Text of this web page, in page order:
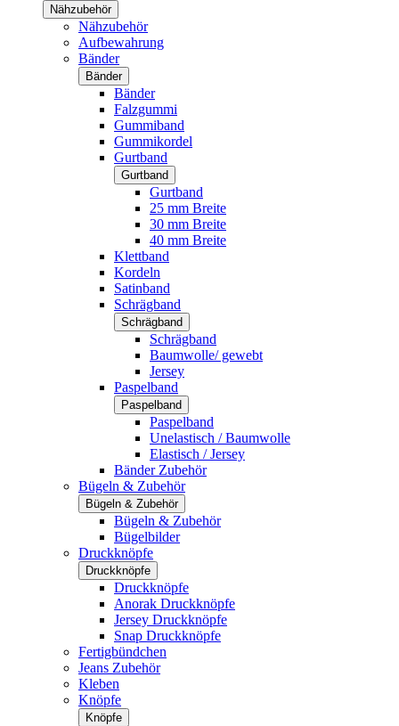
Nähzubehör
Nähzubehör
Aufbewahrung
Bänder
Bänder
Bänder
Falzgummi
Gummiband
Gummikordel
Gurtband
Gurtband
Gurtband
25 mm Breite
30 mm Breite
40 mm Breite
Klettband
Kordeln
Satinband
Schrägband
Schrägband
Schrägband
Baumwolle/ gewebt
Jersey
Paspelband
Paspelband
Paspelband
Unelastisch / Baumwolle
Elastisch / Jersey
Bänder Zubehör
Bügeln & Zubehör
Bügeln & Zubehör
Bügeln & Zubehör
Bügelbilder
Druckknöpfe
Druckknöpfe
Druckknöpfe
Anorak Druckknöpfe
Jersey Druckknöpfe
Snap Druckknöpfe
Fertigbündchen
Jeans Zubehör
Kleben
Knöpfe
Knöpfe